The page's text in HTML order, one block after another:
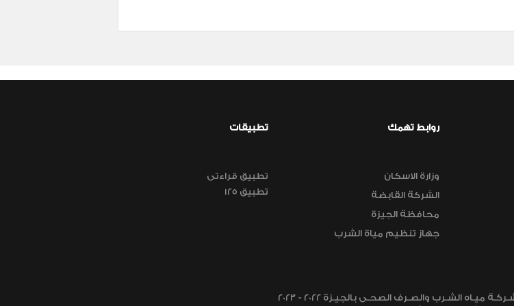
تطبيقات
تطبيق قراءتى
تطبيق 125
روابط تهمك
وزارة الاسكان
الشركة القابضة
محافظة الجيزة
جهاز تنظيم مياة الشرب